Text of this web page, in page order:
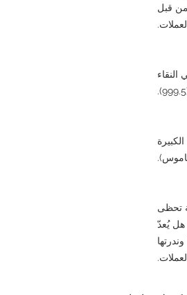
قبل
النقاء
تحظى
هل يُعدّ
استثمارًا جذابًا أيضًا؟ نعم، فبالإضافة إلى قيمة سبائك البلاتين، فإنّ درجتها MS70 وندرتها